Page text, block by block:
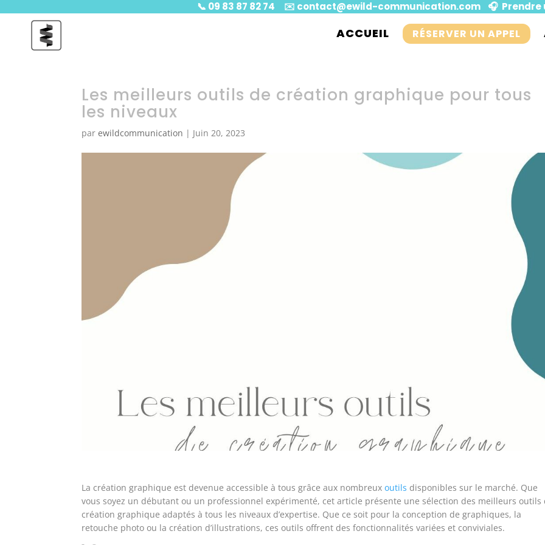
📞 09 83 87 82 74 ✉️ contact@ewild-communication.com 🎧️ Prendre
ACCUEIL RÉSERVER UN APPEL
Les meilleurs outils de création graphique pour tous
les niveaux
parewildcommunication | Juin 20, 2023
La création graphique est devenue accessible à tous grâce aux nombreuxoutils disponibles sur le marché. Que
vous soyez un débutant ou un professionnel expérimenté, cet article présente une sélection des meilleurs outils
création graphique adaptés à tous les niveaux d’expertise. Que ce soit pour la conception de graphiques, la
retouche photo ou la création d’illustrations, ces outils offrent des fonctionnalités variées et conviviales.